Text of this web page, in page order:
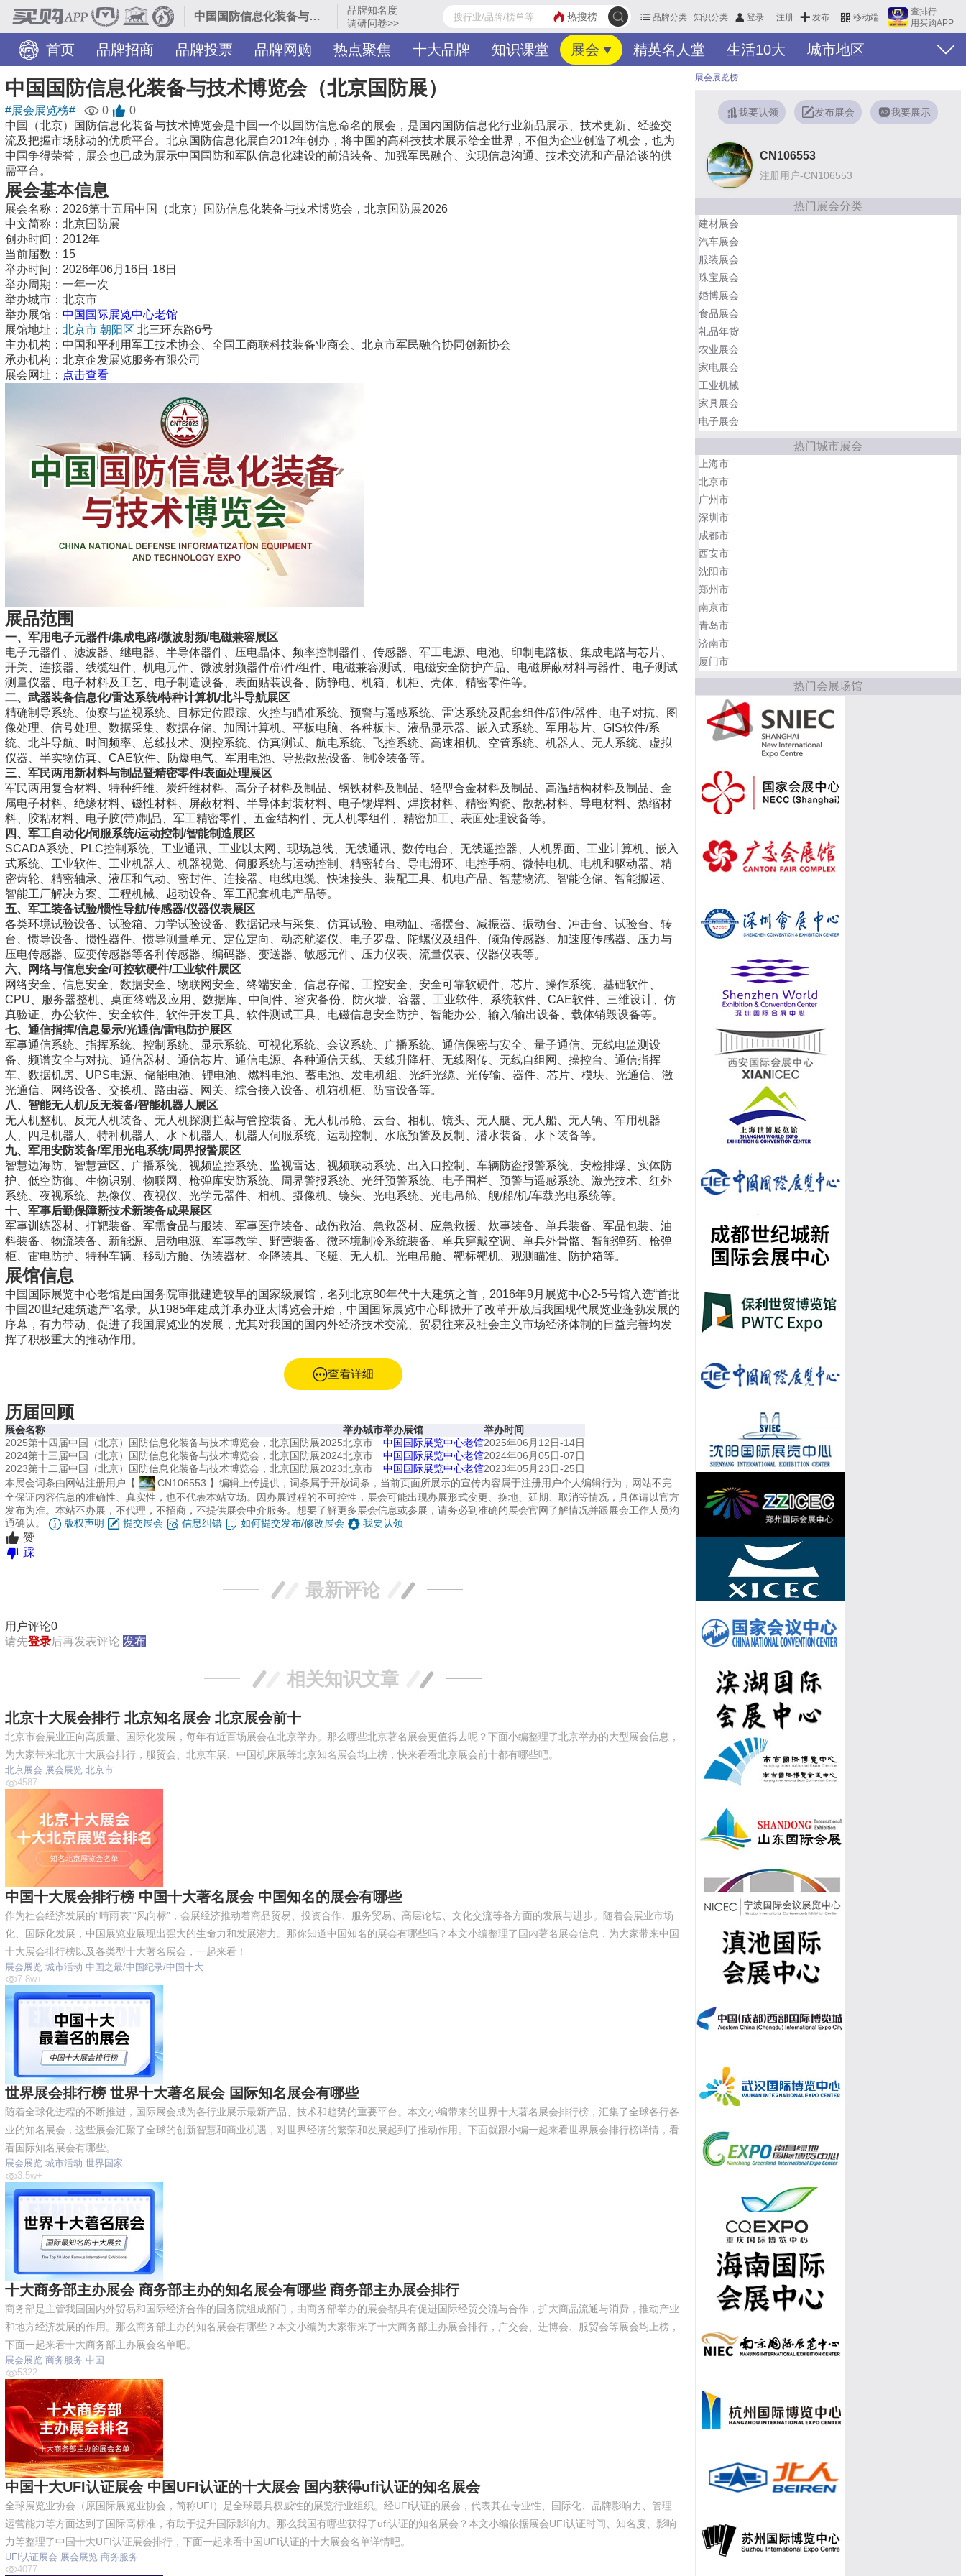
中国国防信息化装备与技术博览会（北京国防展）
品牌知名度
调研问卷>>
品牌分类 知识分类 登录 注册 发布 移动端
查排行
用买购APP
热搜榜
首页 品牌招商 品牌投票 品牌网购 热点聚焦 十大品牌 知识课堂 展会 精英名人堂 生活10大
城市地区
旅游景点
服务网点 装修美图 TOP热榜 热门分类 品牌入驻
中国国防信息化装备与技术博览会（北京国防展）
#展会展览榜# 0
0
中国（北京）国防信息化装备与技术博览会是中国一个以国防信息命名的展会，是国内国防信息化行业新品展示、技术更新、经验交
流及把握市场脉动的优质平台。北京国防信息化展自2012年创办，将中国的高科技技术展示给全世界，不但为企业创造了机会，也为
中国争得荣誉，展会也已成为展示中国国防和军队信息化建设的前沿装备、加强军民融合、实现信息沟通、技术交流和产品洽谈的供
需平台。
展会基本信息
展会名称：2026第十五届中国（北京）国防信息化装备与技术博览会，北京国防展2026
中文简称：北京国防展
创办时间：2012年
当前届数：15
举办时间：2026年06月16日-18日
举办周期：一年一次
举办城市：北京市
举办展馆： 中国国际展览中心老馆
展馆地址： 北京市 朝阳区 北三环东路6号
主办机构：中国和平利用军工技术协会、全国工商联科技装备业商会、北京市军民融合协同创新协会
承办机构：北京企发展览服务有限公司
展会网址： 点击查看
展品范围
一、军用电子元器件/集成电路/微波射频/电磁兼容展区
电子元器件、滤波器、继电器、半导体器件、压电晶体、频率控制器件、传感器、军工电源、电池、印制电路板、集成电路与芯片、
开关、连接器、线缆组件、机电元件、微波射频器件/部件/组件、电磁兼容测试、电磁安全防护产品、电磁屏蔽材料与器件、电子测试
测量仪器、电子材料及工艺、电子制造设备、表面贴装设备、防静电、机箱、机柜、壳体、精密零件等。
二、武器装备信息化/雷达系统/特种计算机/北斗导航展区
精确制导系统、侦察与监视系统、目标定位跟踪、火控与瞄准系统、预警与遥感系统、雷达系统及配套组件/部件/器件、电子对抗、图
像处理、信号处理、数据采集、数据存储、加固计算机、平板电脑、各种板卡、液晶显示器、嵌入式系统、军用芯片、GIS软件/系
统、北斗导航、时间频率、总线技术、测控系统、仿真测试、航电系统、飞控系统、高速相机、空管系统、机器人、无人系统、虚拟
仪器、半实物仿真、CAE软件、防爆电气、军用电池、导热散热设备、制冷装备等。
三、军民两用新材料与制品暨精密零件/表面处理展区
军民两用复合材料、特种纤维、炭纤维材料、高分子材料及制品、钢铁材料及制品、轻型合金材料及制品、高温结构材料及制品、金
属电子材料、绝缘材料、磁性材料、屏蔽材料、半导体封装材料、电子锡焊料、焊接材料、精密陶瓷、散热材料、导电材料、热缩材
料、胶粘材料、电子胶(带)制品、军工精密零件、五金结构件、无人机零组件、精密加工、表面处理设备等。
四、军工自动化/伺服系统/运动控制/智能制造展区
SCADA系统、PLC控制系统、工业通讯、工业以太网、现场总线、无线通讯、数传电台、无线遥控器、人机界面、工业计算机、嵌入
式系统、工业软件、工业机器人、机器视觉、伺服系统与运动控制、精密转台、导电滑环、电控手柄、微特电机、电机和驱动器、精
密齿轮、精密轴承、液压和气动、密封件、连接器、电线电缆、快速接头、装配工具、机电产品、智慧物流、智能仓储、智能搬运、
智能工厂解决方案、工程机械、起动设备、军工配套机电产品等。
五、军工装备试验/惯性导航/传感器/仪器仪表展区
各类环境试验设备、试验箱、力学试验设备、数据记录与采集、仿真试验、电动缸、摇摆台、减振器、振动台、冲击台、试验台、转
台、惯导设备、惯性器件、惯导测量单元、定位定向、动态航姿仪、电子罗盘、陀螺仪及组件、倾角传感器、加速度传感器、压力与
压电传感器、应变传感器等各种传感器、编码器、变送器、敏感元件、压力仪表、流量仪表、仪器仪表等。
六、网络与信息安全/可控软硬件/工业软件展区
网络安全、信息安全、数据安全、物联网安全、终端安全、信息存储、工控安全、安全可靠软硬件、芯片、操作系统、基础软件、
CPU、服务器整机、桌面终端及应用、数据库、中间件、容灾备份、防火墙、容器、工业软件、系统软件、CAE软件、三维设计、仿
真验证、办公软件、安全软件、软件开发工具、软件测试工具、电磁信息安全防护、智能办公、输入/输出设备、载体销毁设备等。
七、通信指挥/信息显示/光通信/雷电防护展区
军事通信系统、指挥系统、控制系统、显示系统、可视化系统、会议系统、广播系统、通信保密与安全、量子通信、无线电监测设
备、频谱安全与对抗、通信器材、通信芯片、通信电源、各种通信天线、天线升降杆、无线图传、无线自组网、操控台、通信指挥
车、数据机房、UPS电源、储能电池、锂电池、燃料电池、蓄电池、发电机组、光纤光缆、光传输、器件、芯片、模块、光通信、激
光通信、网络设备、交换机、路由器、网关、综合接入设备、机箱机柜、防雷设备等。
八、智能无人机/反无装备/智能机器人展区
无人机整机、反无人机装备、无人机探测拦截与管控装备、无人机吊舱、云台、相机、镜头、无人艇、无人船、无人辆、军用机器
人、四足机器人、特种机器人、水下机器人、机器人伺服系统、运动控制、水底预警及反制、潜水装备、水下装备等。
九、军用安防装备/军用光电系统/周界报警展区
智慧边海防、智慧营区、广播系统、视频监控系统、监视雷达、视频联动系统、出入口控制、车辆防盗报警系统、安检排爆、实体防
护、低空防御、生物识别、物联网、枪弹库安防系统、周界警报系统、光纤预警系统、电子围栏、预警与遥感系统、激光技术、红外
系统、夜视系统、热像仪、夜视仪、光学元器件、相机、摄像机、镜头、光电系统、光电吊舱、舰/船/机/车载光电系统等。
十、军事后勤保障新技术新装备成果展区
军事训练器材、打靶装备、军需食品与服装、军事医疗装备、战伤救治、急救器材、应急救援、炊事装备、单兵装备、军品包装、油
料装备、物流装备、新能源、启动电源、军事教学、野营装备、微环境制冷系统装备、单兵穿戴空调、单兵外骨骼、智能弹药、枪弹
柜、雷电防护、特种车辆、移动方舱、伪装器材、伞降装具、飞艇、无人机、光电吊舱、靶标靶机、观测瞄准、防护箱等。
展馆信息
中国国际展览中心老馆是由国务院审批建造较早的国家级展馆，名列北京80年代十大建筑之首，2016年9月展览中心2-5号馆入选“首批
中国20世纪建筑遗产”名录。从1985年建成并承办亚太博览会开始，中国国际展览中心即掀开了改革开放后我国现代展览业蓬勃发展的
序幕，有力带动、促进了我国展览业的发展，尤其对我国的国内外经济技术交流、贸易往来及社会主义市场经济体制的日益完善均发
挥了积极重大的推动作用。
查看详细
历届回顾
展会名称 举办城市举办展馆
举办时间
2025第十四届中国（北京）国防信息化装备与技术博览会，北京国防展2025北京市 中国国际展览中心老馆2025年06月12日-14日
2024第十三届中国（北京）国防信息化装备与技术博览会，北京国防展2024北京市 中国国际展览中心老馆2024年06月05日-07日
2023第十二届中国（北京）国防信息化装备与技术博览会，北京国防展2023北京市 中国国际展览中心老馆2023年05月23日-25日
本展会词条由网站注册用户【
CN106553 】编辑上传提供，词条属于开放词条，当前页面所展示的宣传内容属于注册用户个人编辑行为，网站不完
全保证内容信息的准确性、真实性，也不代表本站立场。因办展过程的不可控性，展会可能出现办展形式变更、换地、延期、取消等情况，具体请以官方
发布为准。本站不办展，不代理，不招商，不提供展会中介服务。想要了解更多展会信息或参展，请务必到准确的展会官网了解情况并跟展会工作人员沟
通确认。
版权声明 提交展会 信息纠错 如何提交发布/修改展会 我要认领
赞
踩
最新评论
用户评论0
请先登录后再发表评论 发布
相关知识文章
北京十大展会排行 北京知名展会 北京展会前十
北京市会展业正向高质量、国际化发展，每年有近百场展会在北京举办。那么哪些北京著名展会更值得去呢？下面小编整理了北京举办的大型展会信息，
为大家带来北京十大展会排行，服贸会、北京车展、中国机床展等北京知名展会均上榜，快来看看北京展会前十都有哪些吧。
北京展会 展会展览 北京市
4587
中国十大展会排行榜 中国十大著名展会 中国知名的展会有哪些
作为社会经济发展的“晴雨表”“风向标”，会展经济推动着商品贸易、投资合作、服务贸易、高层论坛、文化交流等各方面的发展与进步。随着会展业市场
化、国际化发展，中国展览业展现出强大的生命力和发展潜力。那你知道中国知名的展会有哪些吗？本文小编整理了国内著名展会信息，为大家带来中国
十大展会排行榜以及各类型十大著名展会，一起来看！
展会展览 城市活动 中国之最/中国纪录/中国十大
7.8w+
世界展会排行榜 世界十大著名展会 国际知名展会有哪些
随着全球化进程的不断推进，国际展会成为各行业展示最新产品、技术和趋势的重要平台。本文小编带来的世界十大著名展会排行榜，汇集了全球各行各
业的知名展会，这些展会汇聚了全球的创新智慧和商业机遇，对世界经济的繁荣和发展起到了推动作用。下面就跟小编一起来看世界展会排行榜详情，看
看国际知名展会有哪些。
展会展览 城市活动 世界国家
3.5w+
十大商务部主办展会 商务部主办的知名展会有哪些 商务部主办展会排行
商务部是主管我国国内外贸易和国际经济合作的国务院组成部门，由商务部举办的展会都具有促进国际经贸交流与合作，扩大商品流通与消费，推动产业
和地方经济发展的作用。那么商务部主办的知名展会有哪些？本文小编为大家带来了十大商务部主办展会排行，广交会、进博会、服贸会等展会均上榜，
下面一起来看十大商务部主办展会名单吧。
展会展览 商务服务 中国
5322
中国十大UFI认证展会 中国UFI认证的十大展会 国内获得ufi认证的知名展会
全球展览业协会（原国际展览业协会，简称UFI）是全球最具权威性的展览行业组织。经UFI认证的展会，代表其在专业性、国际化、品牌影响力、管理
运营能力等方面达到了国际高标准，有助于提升国际影响力。那么我国有哪些获得了ufi认证的知名展会？本文小编依据展会UFI认证时间、知名度、影响
力等整理了中国十大UFI认证展会排行，下面一起来看中国UFI认证的十大展会名单详情吧。
UFI认证展会 展会展览 商务服务
4077
展会展览榜
我要认领 发布展会 我要展示
CN106553
注册用户-CN106553
热门展会分类
建材展会
汽车展会
服装展会
珠宝展会
婚博展会
食品展会
礼品年货
农业展会
家电展会
工业机械
家具展会
电子展会
热门城市展会
上海市
北京市
广州市
深圳市
成都市
西安市
沈阳市
郑州市
南京市
青岛市
济南市
厦门市
热门会展场馆